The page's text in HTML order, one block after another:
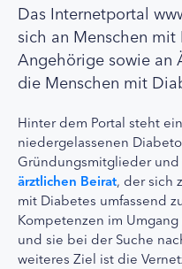
Das Internetportal
sich an Menschen
Angehörige sowie an
die Menschen mit
Hinter dem Portal steht ein
niedergelassenen
Gründungsmitglieder
ärztlichen Beirat, der sich
mit Diabetes umfassend
Kompetenzen im
und sie bei der Suche
weiteres Ziel ist die